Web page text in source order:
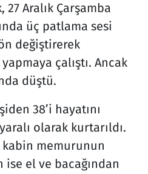
27 Aralık Çarşamba
üç patlama sesi
değiştirerek
çalıştı. Ancak
düştü.
38’i hayatını
olarak kurtarıldı.
kabin memurunun
el ve bacağından